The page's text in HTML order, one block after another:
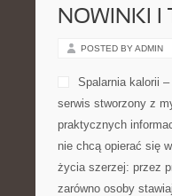
NOWINKI I
POSTED BY ADMIN
Spalarnia kalorii
serwis stworzony z
praktycznych
nie chcą opierać się
życia szerzej: przez
zarówno osoby